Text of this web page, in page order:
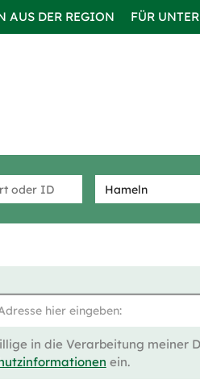
AUS DER REGION FÜR
in die Verarbeitung meiner
ein.